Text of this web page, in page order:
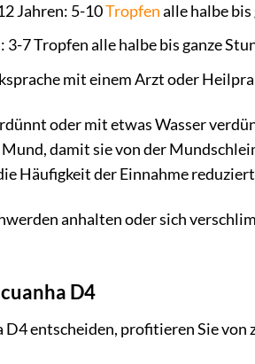
Jahren: 5-10Tropfenalle halbe
3-7 Tropfen alle halbe bis ganze
mit einem Arzt oder
oder mit etwas Wasser
damit sie von der
Häufigkeit der Einnahme
anhalten oder sich
D4
D4 entscheiden, profitieren Sie